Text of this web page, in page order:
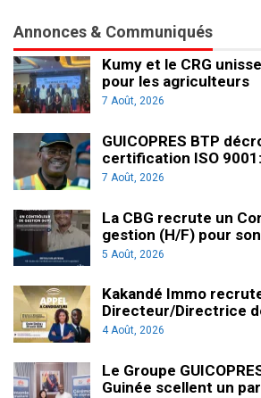
Annonces & Communiqués
Kumy et le CRG
pour les agriculteurs
7 Août, 2026
GUICOPRES BTP
certification ISO
7 Août, 2026
La CBG recrute un
gestion (H/F) pour
5 Août, 2026
Kakandé Immo
Directeur/Directrice
4 Août, 2026
Le Groupe
Guinée scellent un